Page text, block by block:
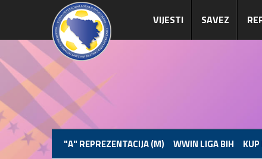
VIJESTI SAVEZ
"A" REPREZENTACIJA (M) WWIN LIGA BIH